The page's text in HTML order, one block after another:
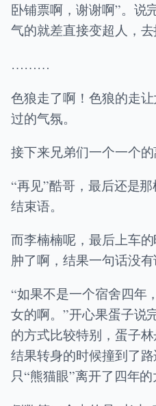
卧铺票啊，谢谢啊”。说
气的就差直接变超人，去
………
色狼走了啊！色狼的走
过的气氛。
接下来兄弟们一个一个的
“再见”酷哥，最后还是
结束语。
而李楠楠呢，最后上车
肿了啊，结果一句话没有
“如果不是一个宿舍四年
女的啊。”开心果蛋子说
的方式比较特别，蛋子
结果转身的时候撞到了
只“熊猫眼”离开了四年的